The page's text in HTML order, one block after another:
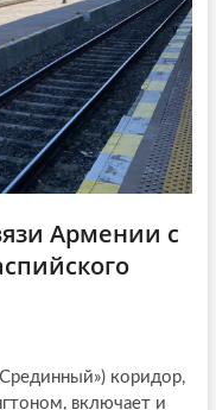
Армении с
коридор,
включает и